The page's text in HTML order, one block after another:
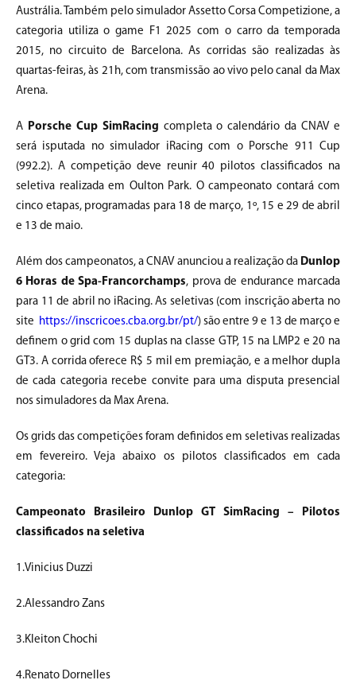
Austrália. Também pelo simulador Assetto Corsa Competizione, a
categoria utiliza o game F1 2025 com o carro da temporada
2015, no circuito de Barcelona. As corridas são realizadas às
quartas-feiras, às 21h, com transmissão ao vivo pelo canal da Max
Arena.
A Porsche Cup SimRacing completa o calendário da CNAV e
será isputada no simulador iRacing com o Porsche 911 Cup
(992.2). A competição deve reunir 40 pilotos classificados na
seletiva realizada em Oulton Park. O campeonato contará com
cinco etapas, programadas para 18 de março, 1º, 15 e 29 de abril
e 13 de maio.
Além dos campeonatos, a CNAV anunciou a realização da Dunlop
6 Horas de Spa-Francorchamps, prova de endurance marcada
para 11 de abril no iRacing. As seletivas (com inscrição aberta no
site https://inscricoes.cba.org.br/pt/) são entre 9 e 13 de março e
definem o grid com 15 duplas na classe GTP, 15 na LMP2 e 20 na
GT3. A corrida oferece R$ 5 mil em premiação, e a melhor dupla
de cada categoria recebe convite para uma disputa presencial
nos simuladores da Max Arena.
Os grids das competições foram definidos em seletivas realizadas
em fevereiro. Veja abaixo os pilotos classificados em cada
categoria:
Campeonato Brasileiro Dunlop GT SimRacing – Pilotos
classificados na seletiva
1.Vinicius Duzzi
2.Alessandro Zans
3.Kleiton Chochi
4.Renato Dornelles